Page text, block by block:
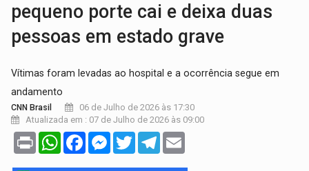
pequeno porte cai e deixa duas
pessoas em estado grave
Vítimas foram levadas ao hospital e a ocorrência segue em
andamento
CNN Brasil
06 de Julho de 2026 às 17:30
Atualizada em : 07 de Julho de 2026 às 09:00
Print WhatsAppFacebookMessenger
TwitterTelegram